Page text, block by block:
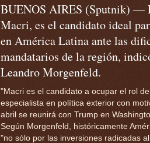
BUENOS AIRES (Sputnik) —
Macri, es el candidato ideal
en América Latina ante las
mandatarios de la región,
Leandro Morgenfeld.
"Macri es el candidato a ocupar el rol
especialista en política exterior con
abril se reunirá con Trump en
Según Morgenfeld, históricamente
"no sólo por las inversiones radicadas